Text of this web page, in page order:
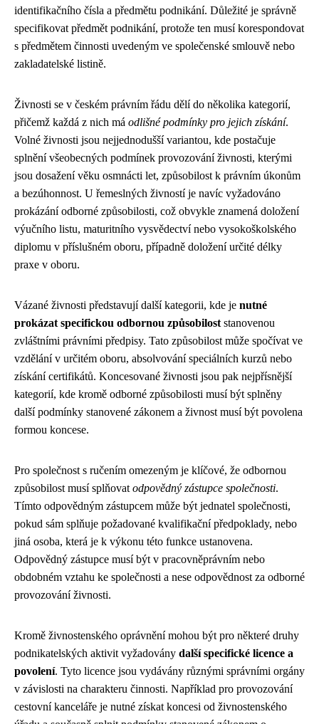
identifikačního čísla a předmětu podnikání. Důležité je správně
specifikovat předmět podnikání, protože ten musí korespondovat
s předmětem činnosti uvedeným ve společenské smlouvě nebo
zakladatelské listině.
Živnosti se v českém právním řádu dělí do několika kategorií,
přičemž každá z nich má odlišné podmínky pro jejich získání.
Volné živnosti jsou nejjednodušší variantou, kde postačuje
splnění všeobecných podmínek provozování živnosti, kterými
jsou dosažení věku osmnácti let, způsobilost k právním úkonům
a bezúhonnost. U řemeslných živností je navíc vyžadováno
prokázání odborné způsobilosti, což obvykle znamená doložení
výučního listu, maturitního vysvědectví nebo vysokoškolského
diplomu v příslušném oboru, případně doložení určité délky
praxe v oboru.
Vázané živnosti představují další kategorii, kde je nutné
prokázat specifickou odbornou způsobilost stanovenou
zvláštními právními předpisy. Tato způsobilost může spočívat ve
vzdělání v určitém oboru, absolvování speciálních kurzů nebo
získání certifikátů. Koncesované živnosti jsou pak nejpřísnější
kategorií, kde kromě odborné způsobilosti musí být splněny
další podmínky stanovené zákonem a živnost musí být povolena
formou koncese.
Pro společnost s ručením omezeným je klíčové, že odbornou
způsobilost musí splňovat odpovědný zástupce společnosti.
Tímto odpovědným zástupcem může být jednatel společnosti,
pokud sám splňuje požadované kvalifikační předpoklady, nebo
jiná osoba, která je k výkonu této funkce ustanovena.
Odpovědný zástupce musí být v pracovněprávním nebo
obdobném vztahu ke společnosti a nese odpovědnost za odborné
provozování živnosti.
Kromě živnostenského oprávnění mohou být pro některé druhy
podnikatelských aktivit vyžadovány další specifické licence a
povolení. Tyto licence jsou vydávány různými správními orgány
v závislosti na charakteru činnosti. Například pro provozování
cestovní kanceláře je nutné získat koncesi od živnostenského